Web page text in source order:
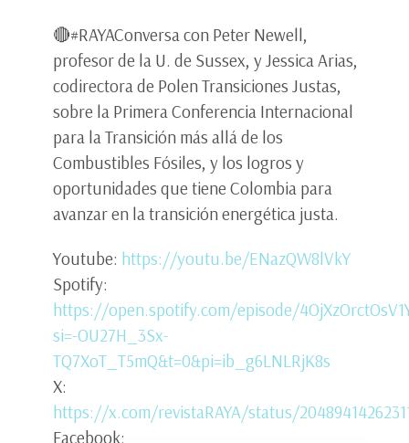
🔴#RAYAConversa con Peter Newell,
profesor de la U. de Sussex, y Jessica Arias,
codirectora de Polen Transiciones Justas,
sobre la Primera Conferencia Internacional
para la Transición más allá de los
Combustibles Fósiles, y los logros y
oportunidades que tiene Colombia para
avanzar en la transición energética justa.
Youtube: https://youtu.be/ENazQW8lVkY
Spotify:
https://open.spotify.com/episode/
si=-OU27H_3Sx-
TQ7XoT_T5mQ&t=0&pi=ib_g6LNLRjK8s
X:
https://x.com/revistaRAYA/status/
Facebook: